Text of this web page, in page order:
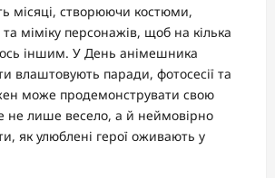
місяці, створюючи костюми,
міміку персонажів, щоб на кілька
іншим. У День анімешника
влаштовують паради, фотосесії та
може продемонструвати свою
не лише весело, а й неймовірно
як улюблені герої оживають у